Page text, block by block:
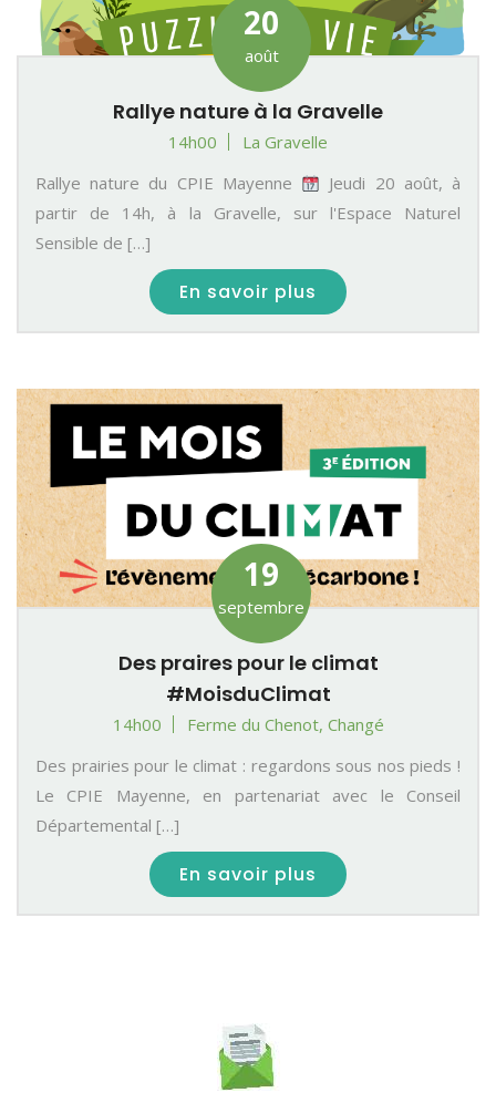
20
août
Rallye nature à la Gravelle
14h00
La Gravelle
Rallye nature du CPIE Mayenne
Jeudi 20 août, à
partir de 14h, à la Gravelle, sur l'Espace Naturel
Sensible de […]
En savoir plus
19
septembre
Des praires pour le climat
#MoisduClimat
14h00
Ferme du Chenot, Changé
Des prairies pour le climat : regardons sous nos pieds !
Le CPIE Mayenne, en partenariat avec le Conseil
Départemental […]
En savoir plus